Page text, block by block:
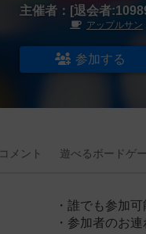
主催者： [退会者
アップルサン
参加する
コメント 遊べるボードゲ
・誰でも参加可
・参加者のお